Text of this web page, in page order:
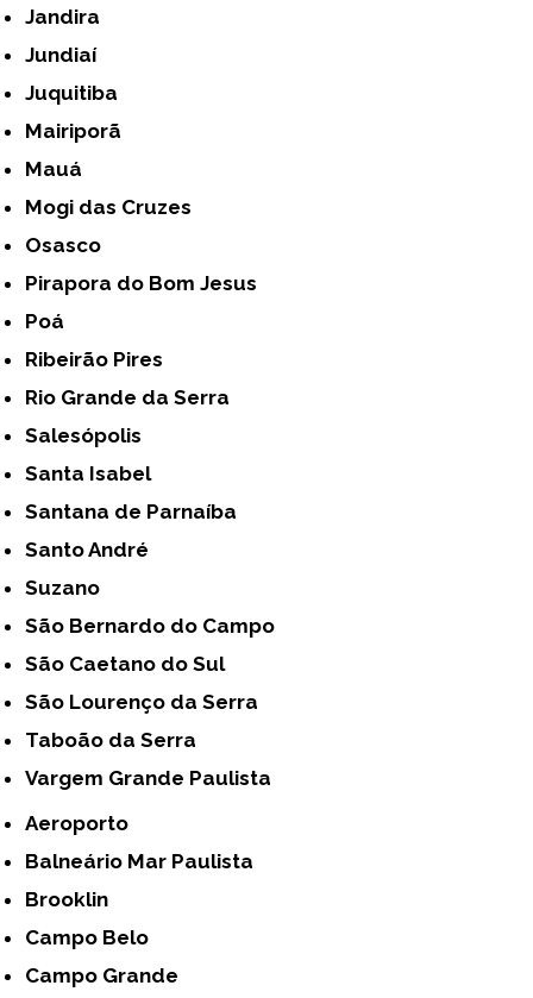
Jandira
Jundiaí
Juquitiba
Mairiporã
Mauá
Mogi das Cruzes
Osasco
Pirapora do Bom Jesus
Poá
Ribeirão Pires
Rio Grande da Serra
Salesópolis
Santa Isabel
Santana de Parnaíba
Santo André
Suzano
São Bernardo do Campo
São Caetano do Sul
São Lourenço da Serra
Taboão da Serra
Vargem Grande Paulista
Aeroporto
Balneário Mar Paulista
Brooklin
Campo Belo
Campo Grande